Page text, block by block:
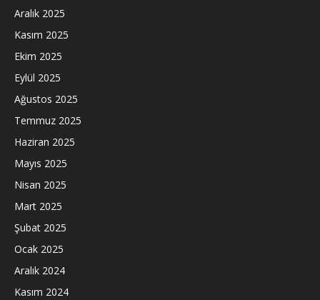
Aralık 2025
Kasım 2025
Ekim 2025
Eylül 2025
Ağustos 2025
Temmuz 2025
Haziran 2025
Mayıs 2025
Nisan 2025
Mart 2025
Şubat 2025
Ocak 2025
Aralık 2024
Kasım 2024